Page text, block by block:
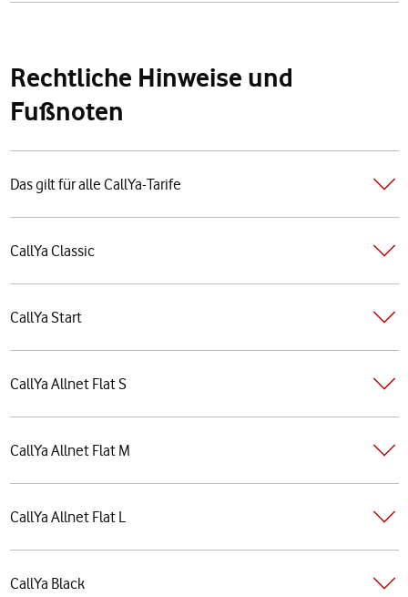
Rechtliche Hinweise und
Fußnoten
Das gilt für alle CallYa-Tarife
CallYa Classic
CallYa Start
CallYa Allnet Flat S
CallYa Allnet Flat M
CallYa Allnet Flat L
CallYa Black